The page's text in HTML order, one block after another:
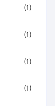
(1)
(1)
(1)
(1)